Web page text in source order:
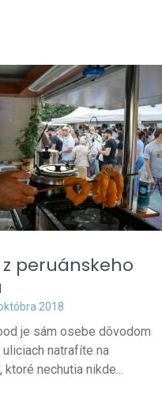
peruánskeho
2018
je sám osebe dôvodom
natrafíte na
nechutia nikde...